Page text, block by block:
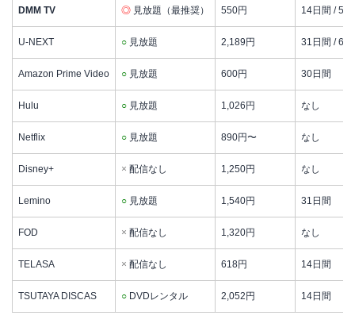
DMM TV ◎ 見放題（最推奨） 550円 14日間 /
U-NEXT ○ 見放題 2,189円 31日間 /
Amazon Prime Video ○ 見放題 600円 30日間
Hulu ○ 見放題 1,026円 なし
Netflix ○ 見放題 890円〜 なし
Disney+ × 配信なし 1,250円 なし
Lemino ○ 見放題 1,540円 31日間
FOD × 配信なし 1,320円 なし
TELASA × 配信なし 618円 14日間
TSUTAYA DISCAS ○ DVDレンタル 2,052円 14日間